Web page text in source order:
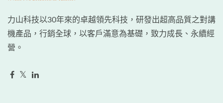
力山科技以30年來的卓越領先科技，研發出超高品質之對講
機產品，行銷全球，以客戶滿意為基礎，致力成長、永續經
營。